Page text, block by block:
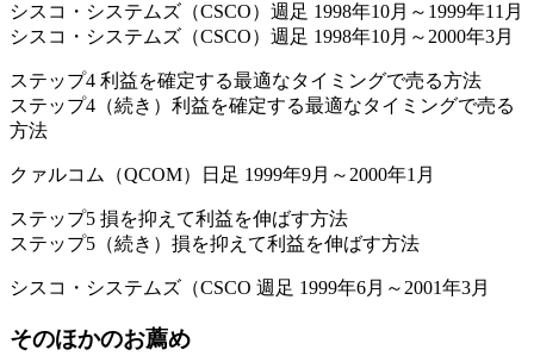
シスコ・システムズ（CSCO）週足 1998年10月～1999年11月
シスコ・システムズ（CSCO）週足 1998年10月～2000年3月
ステップ4 利益を確定する最適なタイミングで売る方法
ステップ4（続き）利益を確定する最適なタイミングで売る
方法
クァルコム（QCOM）日足 1999年9月～2000年1月
ステップ5 損を抑えて利益を伸ばす方法
ステップ5（続き）損を抑えて利益を伸ばす方法
シスコ・システムズ（CSCO 週足 1999年6月～2001年3月
そのほかのお薦め